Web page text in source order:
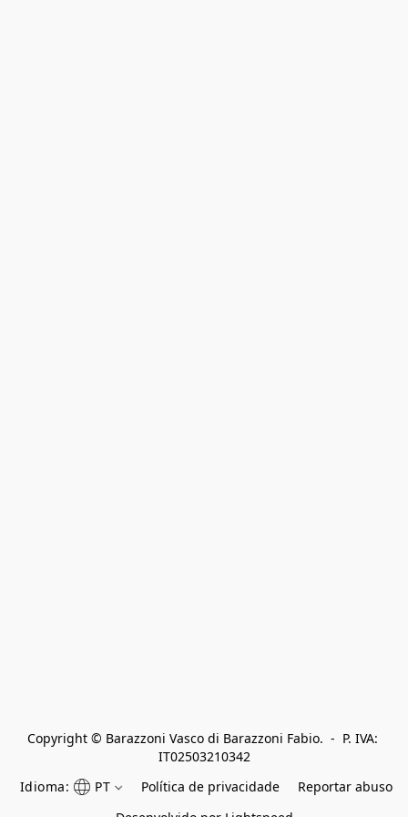
Copyright © Barazzoni Vasco di Barazzoni Fabio.  -  P. IVA:
IT02503210342
Idioma:
PT Política de privacidade
Reportar abuso